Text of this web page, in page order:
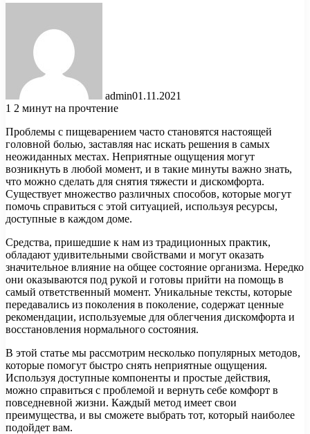
admin01.11.2021
1 2 минут на прочтение
Проблемы с пищеварением часто становятся настоящей
головной болью, заставляя нас искать решения в самых
неожиданныx местах. Неприятные ощущения могут
возникнуть в любой момент, и в такие минуты важно знать,
что можно сделать для снятия тяжести и дискомфорта.
Существует множество различных способов, которые могут
помочь справиться с этой ситуацией, используя ресурсы,
доступные в каждом доме.
Средства, пришедшие к нам из традиционных практик,
обладают удивительными свойствами и могут оказать
значительное влияние на общее состояние организма. Нередко
они оказываются под рукой и готовы прийти на помощь в
самый ответственный момент. Уникальные тексты, которые
передавались из поколения в поколение, содержат ценные
рекомендации, используемые для облегчения дискомфорта и
восстановления нормального состояния.
В этой статье мы рассмотрим несколько популярных методов,
которые помогут быстро снять неприятные ощущения.
Используя доступные компоненты и простые действия,
можно справиться с проблемой и вернуть себе комфорт в
повседневной жизни. Каждый метод имеет свои
преимущества, и вы сможете выбрать тот, который наиболее
подойдет вам.